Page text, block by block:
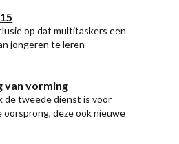
op dat multitaskers een
jongeren te leren
van vorming
de tweede dienst is voor
deze ook nieuwe